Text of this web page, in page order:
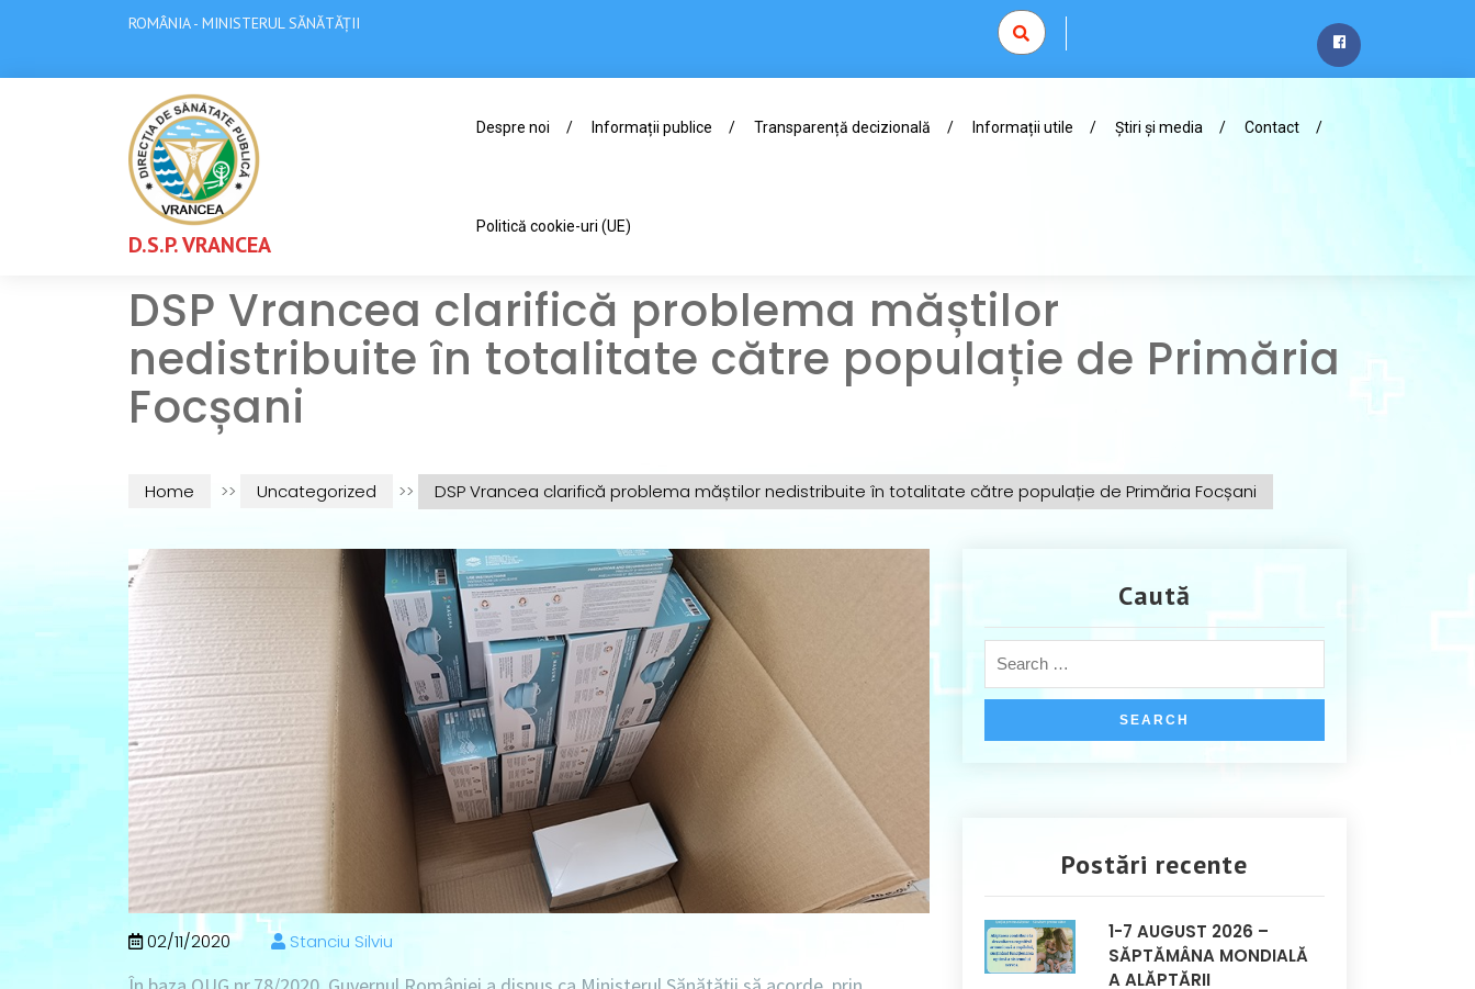
ROMÂNIA - MINISTERUL SĂNĂTĂȚII
D.S.P. VRANCEA
Despre noi Informații publice Transparență decizională Informații utile Știri și media Contact
Politică cookie-uri (UE)
DSP Vrancea clarifică problema măștilor
nedistribuite în totalitate către populație de Primăria
Focșani
Home >> Uncategorized >> DSP Vrancea clarifică problema măștilor nedistribuite în totalitate către populație de Primăria Focșani
02/11/2020 Stanciu Silviu
Caută
Postări recente
1-7 AUGUST 2026 –
SĂPTĂMÂNA MONDIALĂ
A ALĂPTĂRII